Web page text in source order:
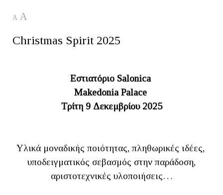
A A
Christmas Spirit 2025
Εστιατόριο Salonica
Makedonia Palace
Τρίτη 9 Δεκεμβρίου 2025
Υλικά μοναδικής ποιότητας, πληθωρικές ιδέες,
υποδειγματικός σεβασμός στην παράδοση,
αριστοτεχνικές υλοποιήσεις…